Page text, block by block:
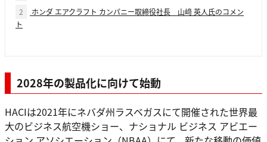
2
ホンダ エアクラフト カンパニー取締役社長 山﨑 英人氏のコメン
ト
2028年の製品化に向けて始動
HACIは2021年にネバダ州ラスベガスにて開催された世界最
大のビジネス航空機ショー、ナショナル ビジネス アビエー